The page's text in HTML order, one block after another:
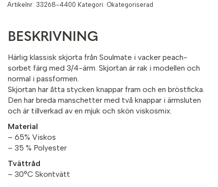
Artikelnr: 33268-4400 Kategori: Okategoriserad
BESKRIVNING
Härlig klassisk skjorta från Soulmate i vacker peach-
sorbet färg med 3/4-ärm. Skjortan är rak i modellen och
normal i passformen.
Skjortan har åtta stycken knappar fram och en bröstficka.
Den har breda manschetter med två knappar i ärmsluten
och är tillverkad av en mjuk och skön viskosmix.
Material
– 65% Viskos
– 35 % Polyester
Tvättråd
– 30°C Skontvätt